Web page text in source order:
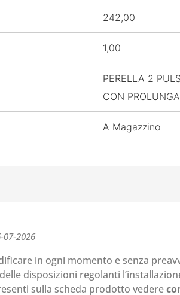
242,00
1,00
PERELLA 2
CON PROLUNGA
A Magazzino
2026
in ogni momento e senza
disposizioni regolanti
sulla scheda prodotto vedere